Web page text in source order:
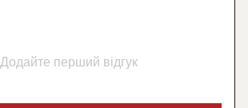
Додайте перший відгук